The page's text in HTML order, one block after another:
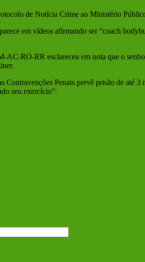
de Notícia Crime ao Ministério
em vídeos afirmando ser “coach
RO-RR esclareceu em nota que o
Penais prevê prisão de até 3
seu exercício”.